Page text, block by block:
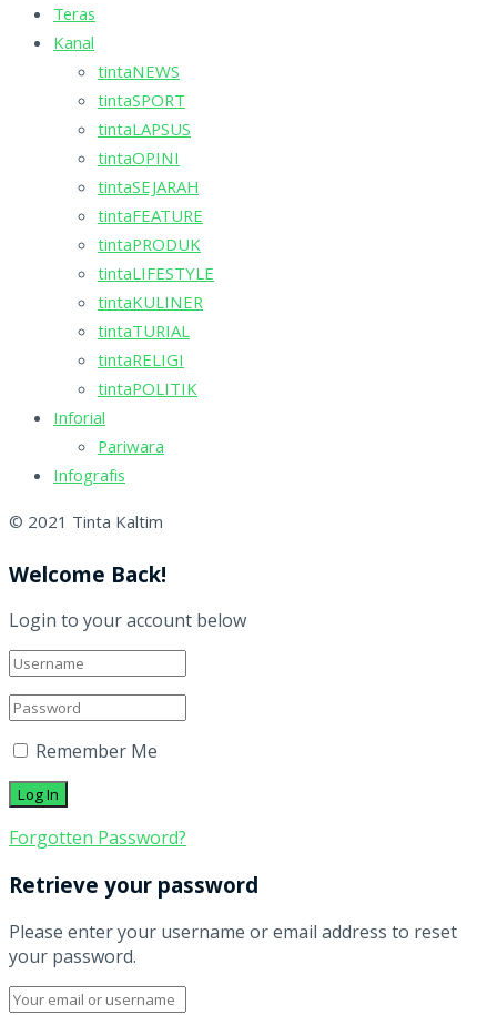
Teras
Kanal
tintaNEWS
tintaSPORT
tintaLAPSUS
tintaOPINI
tintaSEJARAH
tintaFEATURE
tintaPRODUK
tintaLIFESTYLE
tintaKULINER
tintaTURIAL
tintaRELIGI
tintaPOLITIK
Inforial
Pariwara
Infografis
© 2021 Tinta Kaltim
Welcome Back!
Login to your account below
Remember Me
Forgotten Password?
Retrieve your password
Please enter your username or email address to reset
your password.